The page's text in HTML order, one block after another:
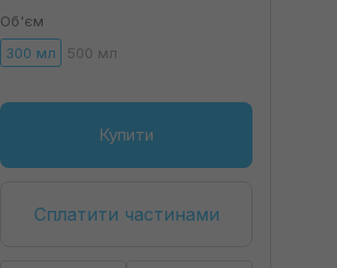
Об'єм
300 мл
500 мл
Купити
Сплатити частинами